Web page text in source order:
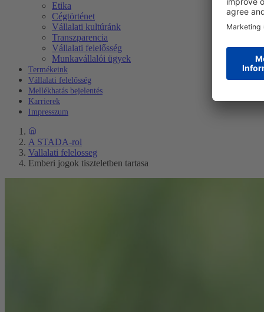
Etika
Cégtörténet
Vállalati kultúránk
Transzparencia
Vállalati felelősség
Munkavállalói ügyek
Termékeink
Vállalati felelősség
Mellékhatás bejelentés
Karrierek
Impresszum
A STADA-rol
Vallalati felelosseg
Emberi jogok tiszteletben tartasa